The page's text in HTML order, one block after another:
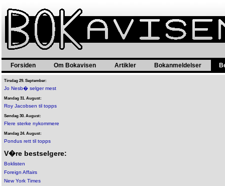
Forsiden Om Bokavisen Artikler Bokanmeldelser
Tirsdag 29. September:
Jo Nesb� selger mest
Mandag 31. August:
Roy Jacobsen til topps
Søndag 30. August:
Flere sterke nykommere
Mandag 24. August:
Pondus rett til topps
V�re bestselgere:
Boklisten
Foreign Affairs
New York Times